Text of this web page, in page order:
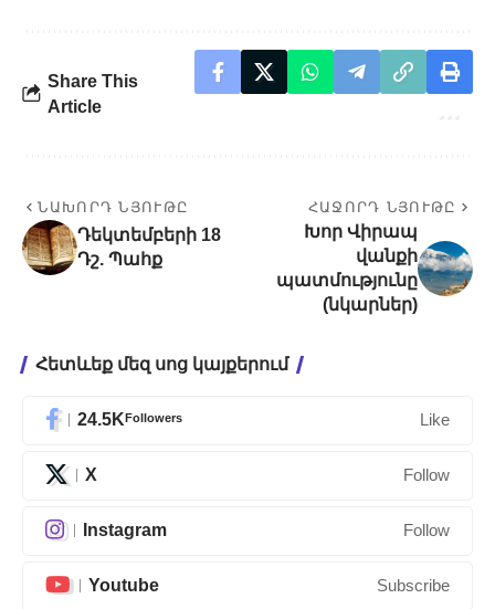
Share This
Article
ՆԱԽՈՐԴ ՆՅՈՒԹԸ
Դեկտեմբերի 18
Դշ. Պահք
ՀԱՋՈՐԴ ՆՅՈՒԹԸ
Խոր Վիրապ
վանքի
պատմությունը
(նկարներ)
Հետևեք մեզ սոց կայքերում
24.5KFollowers Like
X Follow
Instagram Follow
Youtube Subscribe